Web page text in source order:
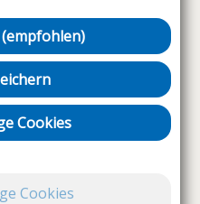
Cookies
Cookies